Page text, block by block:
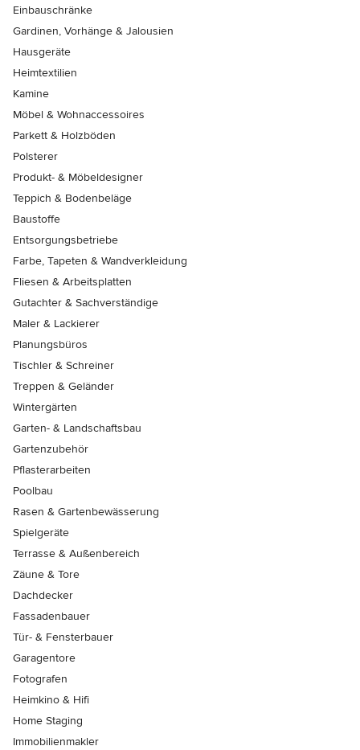
Einbauschränke
Gardinen, Vorhänge & Jalousien
Hausgeräte
Heimtextilien
Kamine
Möbel & Wohnaccessoires
Parkett & Holzböden
Polsterer
Produkt- & Möbeldesigner
Teppich & Bodenbeläge
Baustoffe
Entsorgungsbetriebe
Farbe, Tapeten & Wandverkleidung
Fliesen & Arbeitsplatten
Gutachter & Sachverständige
Maler & Lackierer
Planungsbüros
Tischler & Schreiner
Treppen & Geländer
Wintergärten
Garten- & Landschaftsbau
Gartenzubehör
Pflasterarbeiten
Poolbau
Rasen & Gartenbewässerung
Spielgeräte
Terrasse & Außenbereich
Zäune & Tore
Dachdecker
Fassadenbauer
Tür- & Fensterbauer
Garagentore
Fotografen
Heimkino & Hifi
Home Staging
Immobilienmakler